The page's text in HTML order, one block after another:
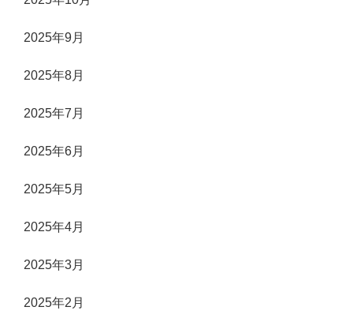
2025年9月
2025年8月
2025年7月
2025年6月
2025年5月
2025年4月
2025年3月
2025年2月